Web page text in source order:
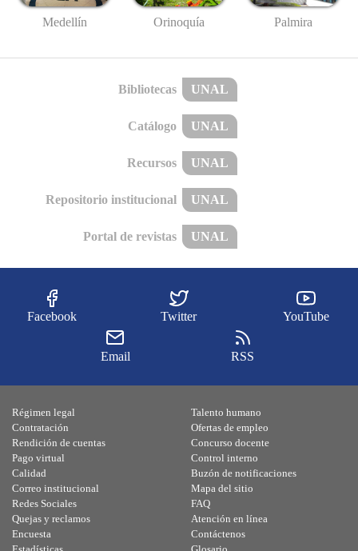
Medellín Orinoquía Palmira
Bibliotecas UNAL
Catálogo UNAL
Recursos UNAL
Repositorio institucional UNAL
Portal de revistas UNAL
Facebook Twitter YouTube
Email RSS
Régimen legal
Contratación
Rendición de cuentas
Pago virtual
Calidad
Talento humano
Ofertas de empleo
Concurso docente
Control interno
Buzón de notificaciones
Correo institucional
Redes Sociales
Quejas y reclamos
Encuesta
Mapa del sitio
FAQ
Atención en línea
Contáctenos